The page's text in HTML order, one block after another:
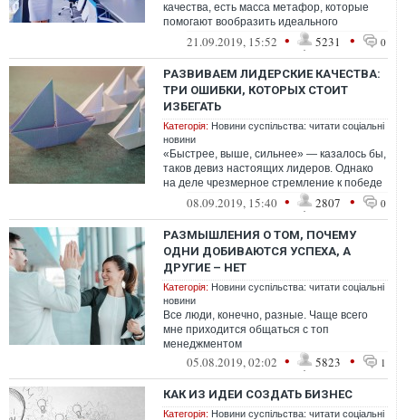
качества, есть масса метафор, которые
помогают вообразить идеального
руководителя.
21.09.2019, 15:52 • 5231 • 0
РАЗВИВАЕМ ЛИДЕРСКИЕ КАЧЕСТВА:
ТРИ ОШИБКИ, КОТОРЫХ СТОИТ
ИЗБЕГАТЬ
Категорія: Новини суспільства: читати соціальні
новини
«Быстрее, выше, сильнее» — казалось бы,
таков девиз настоящих лидеров. Однако
на деле чрезмерное стремление к победе
может лишь мешать. Во всяком случ...
08.09.2019, 15:40 • 2807 • 0
РАЗМЫШЛЕНИЯ О ТОМ, ПОЧЕМУ
ОДНИ ДОБИВАЮТСЯ УСПЕХА, А
ДРУГИЕ – НЕТ
Категорія: Новини суспільства: читати соціальні
новини
Все люди, конечно, разные. Чаще всего
мне приходится общаться с топ
менеджментом
05.08.2019, 02:02 • 5823 • 1
КАК ИЗ ИДЕИ СОЗДАТЬ БИЗНЕС
Категорія: Новини суспільства: читати соціальні